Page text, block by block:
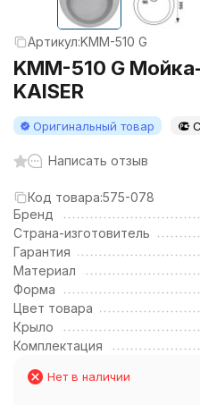
Артикул:KMM-510 G
KMM-510 G
KAISER
Оригинальный товар
Написать отзыв
Код товара:575-078
Бренд
Страна-изготовитель
Гарантия
Материал
Форма
Цвет товара
Крыло
Комплектация
Нет в наличии